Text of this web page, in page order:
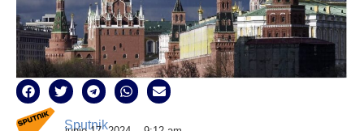
Sputnik